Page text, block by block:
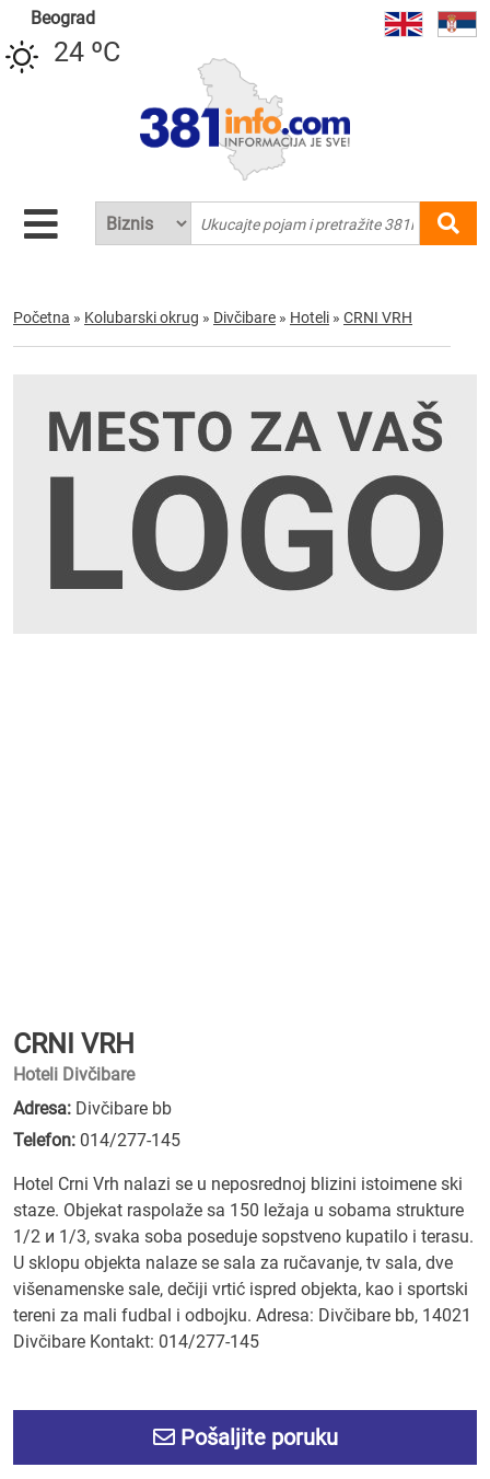
Beograd
24 ºC
Početna » Kolubarski okrug » Divčibare » Hoteli » CRNI VRH
CRNI VRH
Hoteli Divčibare
Adresa: Divčibare bb
Telefon: 014/277-145
Hotel Crni Vrh nalazi se u neposrednoj blizini istoimene ski
staze. Objekat raspolaže sa 150 ležaja u sobama strukture
1/2 и 1/3, svaka soba poseduje sopstveno kupatilo i terasu.
U sklopu objekta nalaze se sala za ručavanje, tv sala, dve
višenamenske sale, dečiji vrtić ispred objekta, kao i sportski
tereni za mali fudbal i odbojku. Adresa: Divčibare bb, 14021
Divčibare Kontakt: 014/277-145
Pošaljite poruku